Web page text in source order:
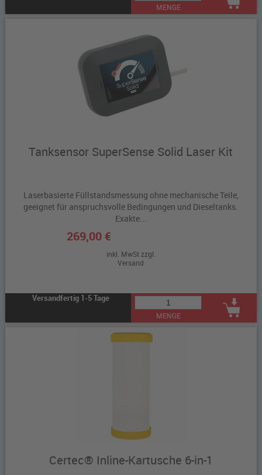
MENGE
Tanksensor SuperSense Solid Laser Kit
Laserbasierte Füllstandsmessung ohne mechanische Teile,
geeignet für anspruchsvolle Bedingungen und Dieseltanks.
Exakte...
269,00 €
inkl. MwSt zzgl.
Versand
Versandfertig 1-5 Tage
MENGE
Certec® Inline-Kartusche 6-in-1